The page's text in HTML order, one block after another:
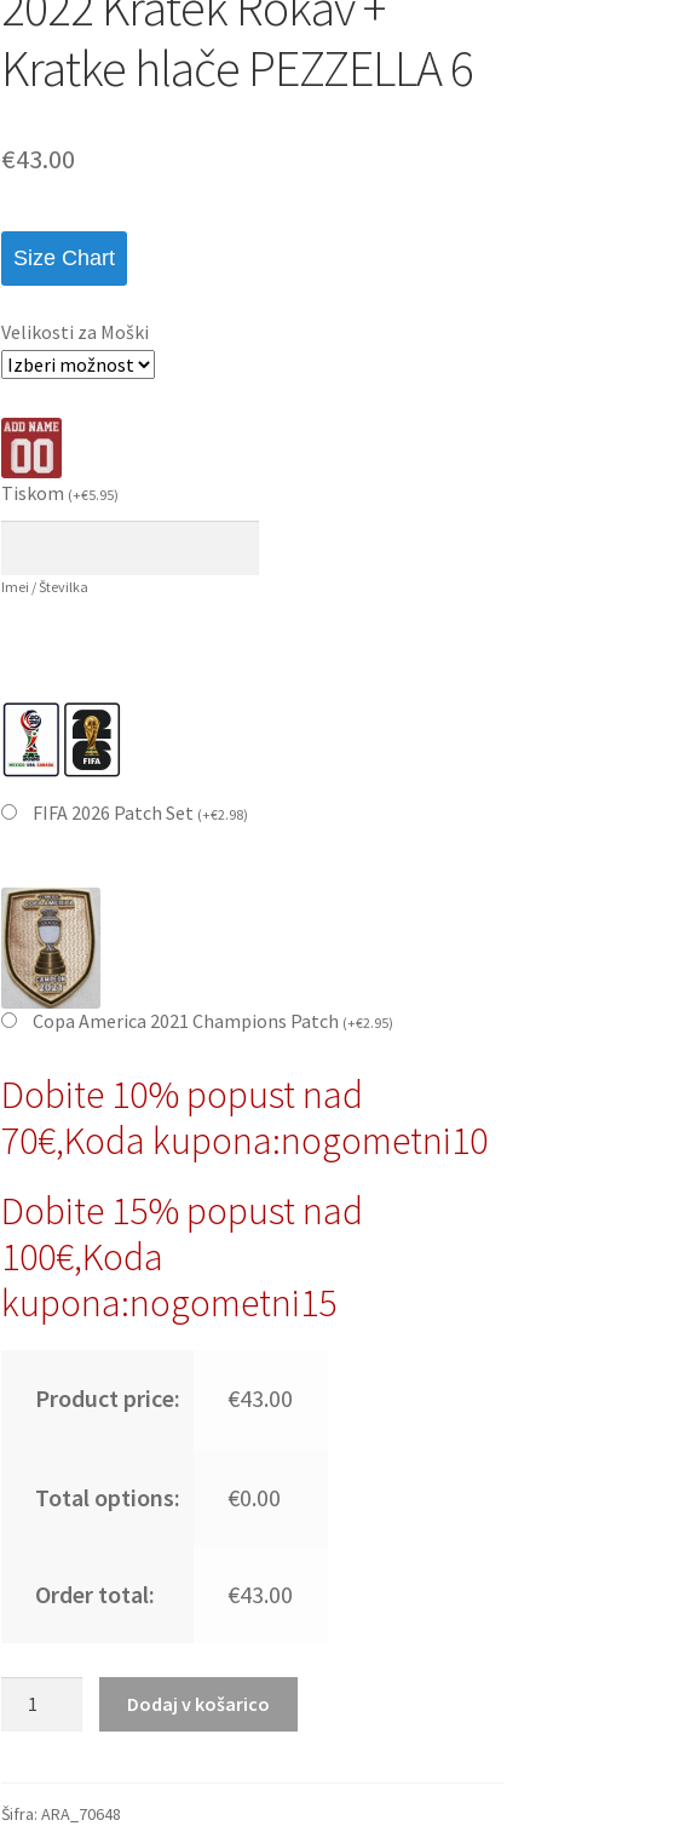
Kratke hlače PEZZELLA 6
€43.00
Size Chart
Velikosti za Moški
Tiskom (+€5.95)
Imei / Številka
FIFA 2026 Patch Set (+€2.98)
Copa America 2021 Champions Patch (+€2.95)
Dobite 10% popust nad
70€,Koda kupona:nogometni10
Dobite 15% popust nad
100€,Koda
kupona:nogometni15
Product price: €43.00
Total options: €0.00
Order total: €43.00
Domači
Dodaj v košarico
Šifra: ARA_70648